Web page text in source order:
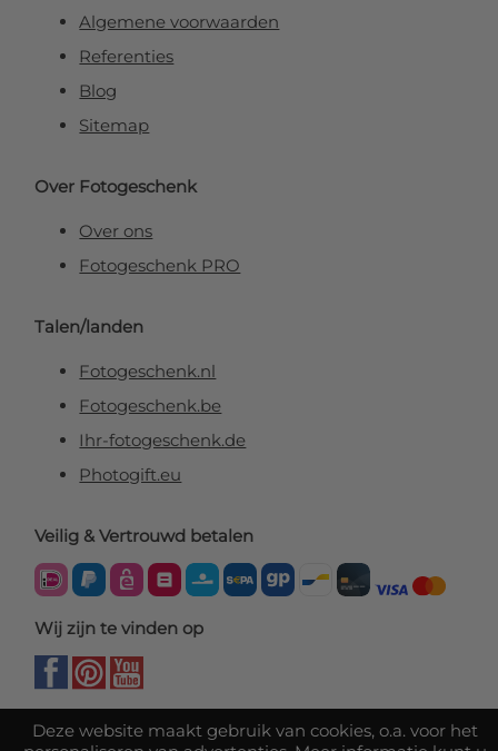
Deze website maakt gebruik van cookies, o.a. voor het
Algemene voorwaarden
Referenties
Blog
Sitemap
Over Fotogeschenk
Over ons
Fotogeschenk PRO
Talen/landen
Fotogeschenk.nl
Fotogeschenk.be
Ihr-fotogeschenk.de
Photogift.eu
Veilig & Vertrouwd betalen
Wij zijn te vinden op